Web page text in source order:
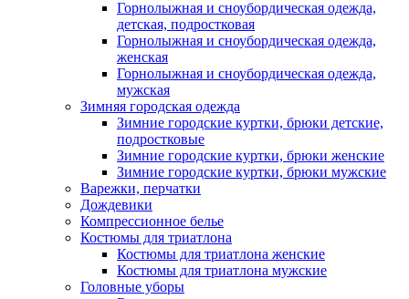
Горнолыжная и сноубордическая одежда,
детская, подростковая
Горнолыжная и сноубордическая одежда,
женская
Горнолыжная и сноубордическая одежда,
мужская
Зимняя городская одежда
Зимние городские куртки, брюки детские,
подростковые
Зимние городские куртки, брюки женские
Зимние городские куртки, брюки мужские
Варежки, перчатки
Дождевики
Компрессионное белье
Костюмы для триатлона
Костюмы для триатлона женские
Костюмы для триатлона мужские
Головные уборы